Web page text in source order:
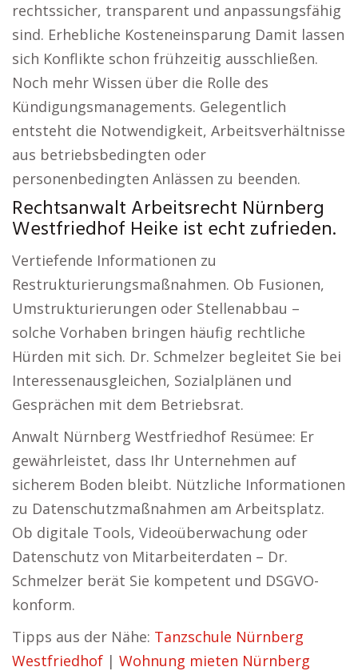
rechtssicher, transparent und anpassungsfähig
sind. Erhebliche Kosteneinsparung Damit lassen
sich Konflikte schon frühzeitig ausschließen.
Noch mehr Wissen über die Rolle des
Kündigungsmanagements. Gelegentlich
entsteht die Notwendigkeit, Arbeitsverhältnisse
aus betriebsbedingten oder
personenbedingten Anlässen zu beenden.
Rechtsanwalt Arbeitsrecht Nürnberg
Westfriedhof Heike ist echt zufrieden.
Vertiefende Informationen zu
Restrukturierungsmaßnahmen. Ob Fusionen,
Umstrukturierungen oder Stellenabbau –
solche Vorhaben bringen häufig rechtliche
Hürden mit sich. Dr. Schmelzer begleitet Sie bei
Interessenausgleichen, Sozialplänen und
Gesprächen mit dem Betriebsrat.
Anwalt Nürnberg Westfriedhof Resümee: Er
gewährleistet, dass Ihr Unternehmen auf
sicherem Boden bleibt. Nützliche Informationen
zu Datenschutzmaßnahmen am Arbeitsplatz.
Ob digitale Tools, Videoüberwachung oder
Datenschutz von Mitarbeiterdaten – Dr.
Schmelzer berät Sie kompetent und DSGVO-
konform.
Tipps aus der Nähe: Tanzschule Nürnberg
Westfriedhof | Wohnung mieten Nürnberg